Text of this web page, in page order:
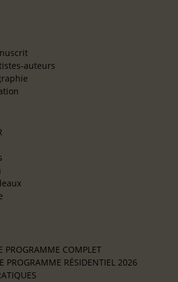
auteurs
PROGRAMME COMPLET
PROGRAMME RÉSIDENTIEL 2026